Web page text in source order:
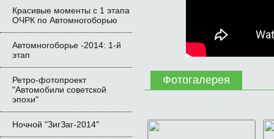
Красивые моменты с 1 этапа
ОЧРК по Автомногоборью
Автомногоборье -2014: 1-й
этап
Ретро-фотопроект
"Автомобили советской
эпохи"
Ночной "ЗигЗаг-2014"
Фотогалерея